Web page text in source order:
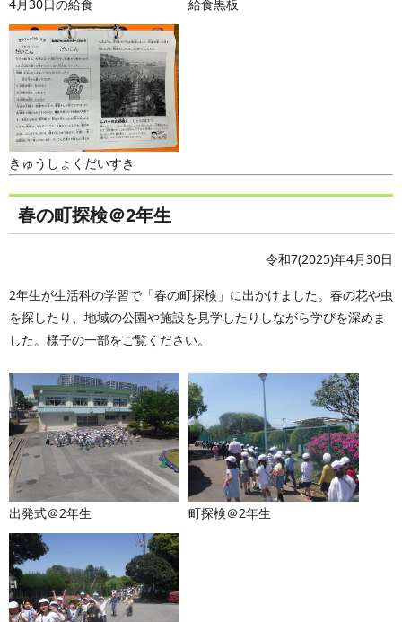
4月30日の給食 給食黒板
きゅうしょくだいすき
春の町探検＠2年生
令和7(2025)年4月30日
2年生が生活科の学習で「春の町探検」に出かけました。春の花や虫
を探したり、地域の公園や施設を見学したりしながら学びを深めま
した。様子の一部をご覧ください。
出発式＠2年生 町探検＠2年生